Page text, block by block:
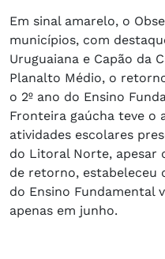
Em sinal amarelo, o
municípios, com
Uruguaiana e Capão da
Planalto Médio, o
o 2º ano do Ensino
Fronteira gaúcha teve o
atividades escolares
do Litoral Norte, apesar
de retorno, estabeleceu
do Ensino Fundamental
apenas em junho.